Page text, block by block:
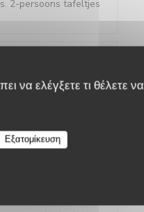
να ελέγξετε τι θέλετε να
Εξατομίκευση
2-persoons tafeltjes